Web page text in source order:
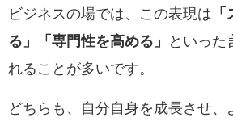
ビジネスの場では、この表現は
る」
「専門性を高める」
といった
れることが多いです。
どちらも、自分自身を成長させ、